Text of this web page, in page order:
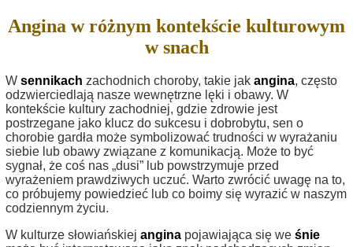
Angina w różnym kontekście kulturowym
w snach
W sennikach zachodnich choroby, takie jak angina, często
odzwierciedlają nasze wewnętrzne lęki i obawy. W
kontekście kultury zachodniej, gdzie zdrowie jest
postrzegane jako klucz do sukcesu i dobrobytu, sen o
chorobie gardła może symbolizować trudności w wyrażaniu
siebie lub obawy związane z komunikacją. Może to być
sygnał, że coś nas „dusi” lub powstrzymuje przed
wyrażeniem prawdziwych uczuć. Warto zwrócić uwagę na to,
co próbujemy powiedzieć lub co boimy się wyrazić w naszym
codziennym życiu.
W kulturze słowiańskiej angina pojawiająca się we śnie